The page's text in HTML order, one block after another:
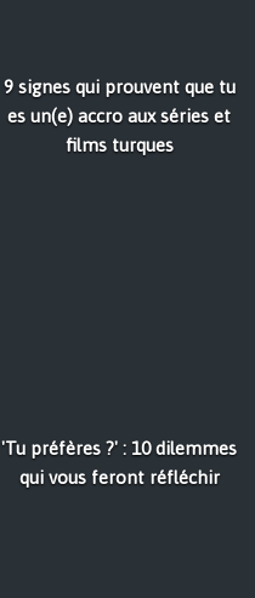
9 signes qui prouvent que tu
es un(e) accro aux séries et
films turques
'Tu préfères ?' : 10 dilemmes
qui vous feront réfléchir